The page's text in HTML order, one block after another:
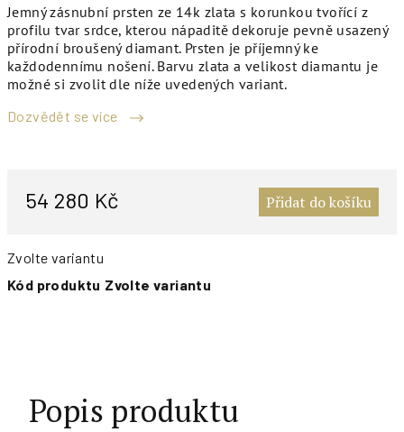
Jemný zásnubní prsten ze 14k zlata s korunkou tvořící z
profilu tvar srdce, kterou nápaditě dekoruje pevně usazený
přírodní broušený diamant. Prsten je příjemný ke
každodennímu nošení. Barvu zlata a velikost diamantu je
možné si zvolit dle níže uvedených variant.
Dozvědět se více
54 280 Kč Přidat do košíku
Zvolte variantu
Kód produktu Zvolte variantu
Popis produktu